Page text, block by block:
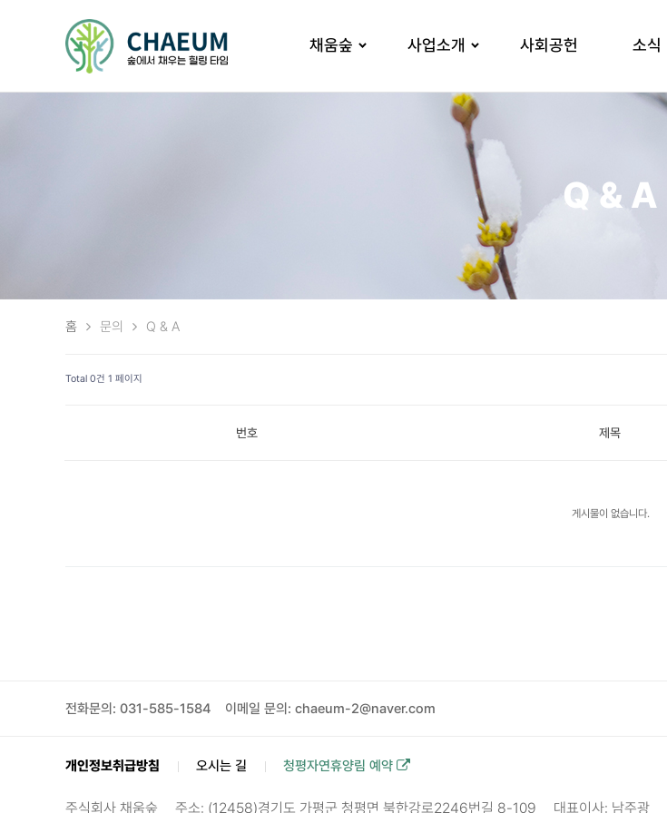
채움숲 사업소개 사회공헌 소식
Q & A
홈 문의 Q & A
Total 0건 1 페이지
번호 제목
게시물이 없습니다.
전화문의: 031-585-1584 이메일 문의: chaeum-2@naver.com
개인정보취급방침 오시는 길 청평자연휴양림 예약
주식회사 채움숲 주소: (12458)경기도 가평군 청평면 북한강로2246번길 8-109 대표이사: 남주광